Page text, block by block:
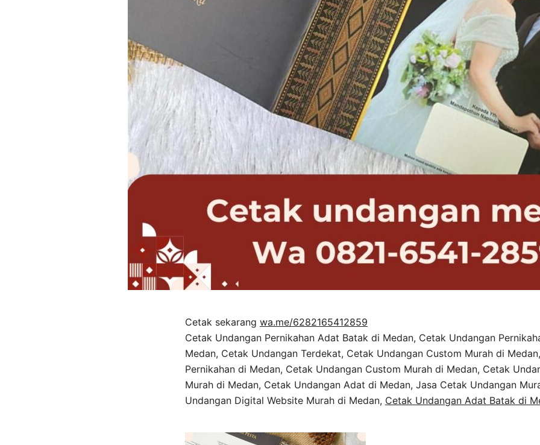
Cetak sekarang wa.me/6282165412859
Cetak Undangan Pernikahan Adat Batak di Medan, Cetak Undangan
Medan, Cetak Undangan Terdekat, Cetak Undangan Custom Murah di
Pernikahan di Medan, Cetak Undangan Custom Murah di Medan, Cetak
Murah di Medan, Cetak Undangan Adat di Medan, Jasa Cetak Undangan
Undangan Digital Website Murah di Medan, Cetak Undangan Adat Batak di